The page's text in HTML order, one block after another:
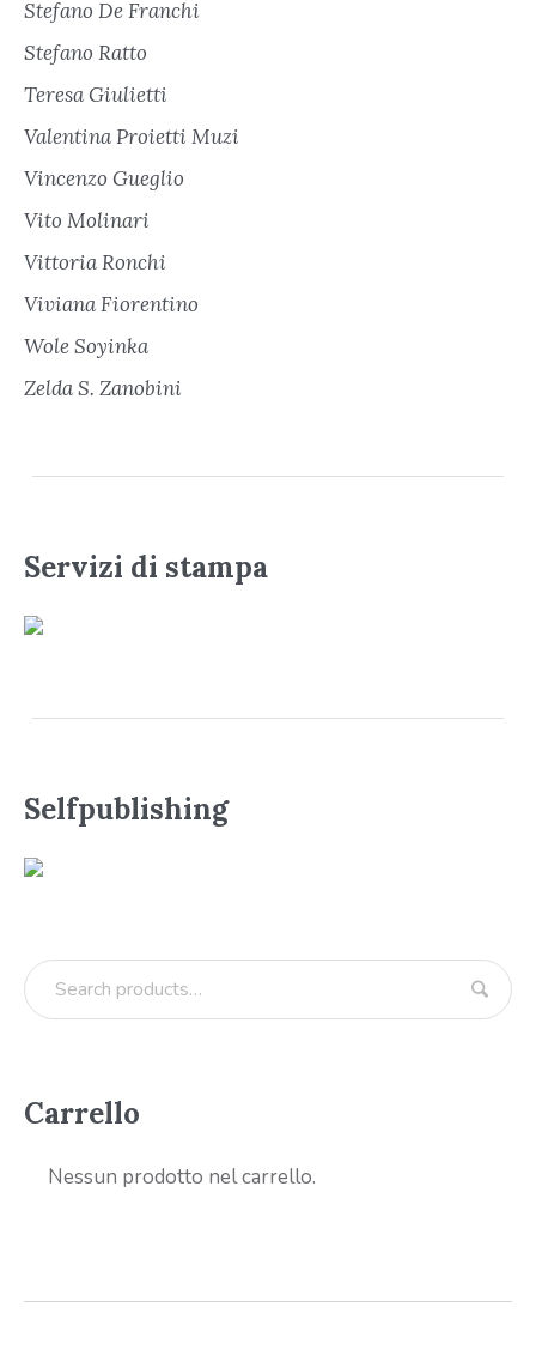
Stefano De Franchi
Stefano Ratto
Teresa Giulietti
Valentina Proietti Muzi
Vincenzo Gueglio
Vito Molinari
Vittoria Ronchi
Viviana Fiorentino
Wole Soyinka
Zelda S. Zanobini
Servizi di stampa
Selfpublishing
Carrello
Nessun prodotto nel carrello.